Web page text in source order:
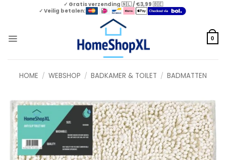
✓ Gratis verzending 🇳🇱 / €3,99 🇧🇪
✓ Veilig betalen:
0
HOME / WEBSHOP / BADKAMER & TOILET / BADMATTEN